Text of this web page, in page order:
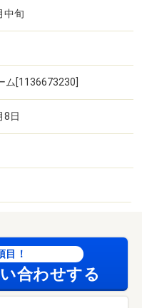
中旬
ム[1136673230]
8日
目！
合わせする